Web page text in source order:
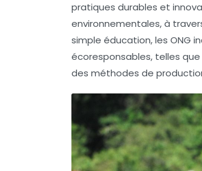
pratiques durables et
environnementales, à
simple éducation, les ONG
écoresponsables, telles
des méthodes de